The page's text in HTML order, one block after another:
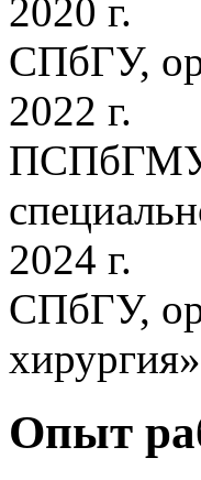
2020 г.
СПбГУ,
2022 г.
ПСПбГМУ,
2024 г.
СПбГУ,
хирургия»
Опыт